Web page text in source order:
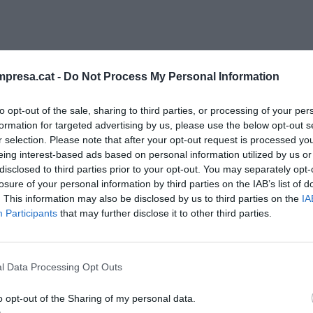
- Do Not Process My Personal Information
opt-out of the sale, sharing to third parties, or processing of your
for targeted advertising by us, please use the below opt-out
selection. Please note that after your opt-out request is processed
interest-based ads based on personal information utilized by us
to third parties prior to your opt-out. You may separately
of your personal information by third parties on the IAB’s list of
This information may also be disclosed by us to third parties on the
Participants that may further disclose it to other third parties.
Data Processing Opt Outs
opt-out of the Sharing of my personal data.
per esfondrar la torre de marfil
universitats com centres d’investigació tinguin
una de les línies d’actuació clares. Aquest
de divulgació o col·laboracions amb
també acaba sent liderat pels mateixos
recerques surtin del laboratori i entrin a la
persones.